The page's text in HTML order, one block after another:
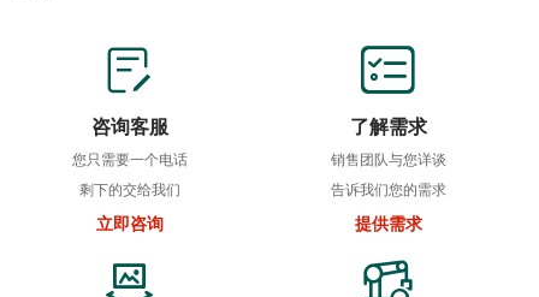
咨询客服
您只需要一个电话
剩下的交给我们
立即咨询
了解需求
销售团队与您详谈
告诉我们您的需求
提供需求